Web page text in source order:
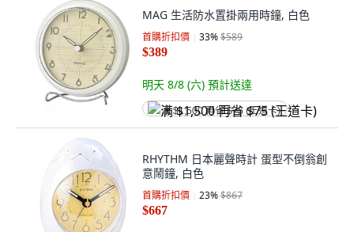
MAG 生活防水置掛兩用時鐘, 白色
首購折扣價 33%$589
$389
明天 8/8 (六) 預計送達
满 $1,500 再省 $75 (王道卡)
RHYTHM 日本麗聲時計 蛋型不倒翁創
意鬧鐘, 白色
首購折扣價 23%$867
$667